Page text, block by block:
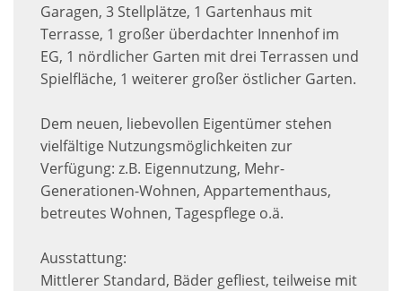
Garagen, 3 Stellplätze, 1 Gartenhaus mit
Terrasse, 1 großer überdachter Innenhof im
EG, 1 nördlicher Garten mit drei Terrassen und
Spielfläche, 1 weiterer großer östlicher Garten.
Dem neuen, liebevollen Eigentümer stehen
vielfältige Nutzungsmöglichkeiten zur
Verfügung: z.B. Eigennutzung, Mehr-
Generationen-Wohnen, Appartementhaus,
betreutes Wohnen, Tagespflege o.ä.
Ausstattung:
Mittlerer Standard, Bäder gefliest, teilweise mit